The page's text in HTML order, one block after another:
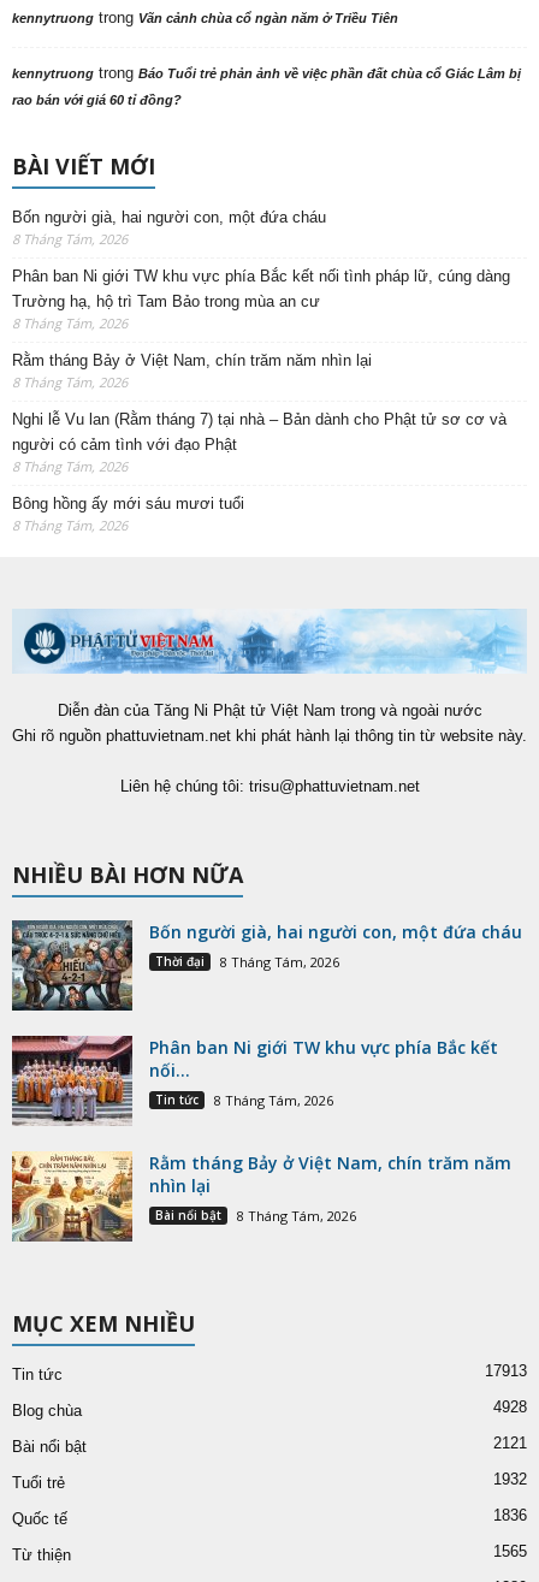
kennytruong trong Vãn cảnh chùa cổ ngàn năm ở Triều Tiên
kennytruong trong Báo Tuổi trẻ phản ảnh về việc phần đất chùa cổ Giác Lâm bị
rao bán với giá 60 tỉ đồng?
BÀI VIẾT MỚI
Bốn người già, hai người con, một đứa cháu
8 Tháng Tám, 2026
Phân ban Ni giới TW khu vực phía Bắc kết nối tình pháp lữ, cúng dàng
Trường hạ, hộ trì Tam Bảo trong mùa an cư
8 Tháng Tám, 2026
Rằm tháng Bảy ở Việt Nam, chín trăm năm nhìn lại
8 Tháng Tám, 2026
Nghi lễ Vu lan (Rằm tháng 7) tại nhà – Bản dành cho Phật tử sơ cơ và
người có cảm tình với đạo Phật
8 Tháng Tám, 2026
Bông hồng ấy mới sáu mươi tuổi
8 Tháng Tám, 2026
Diễn đàn của Tăng Ni Phật tử Việt Nam trong và ngoài nước
Ghi rõ nguồn phattuvietnam.net khi phát hành lại thông tin từ website này.
Liên hệ chúng tôi: trisu@phattuvietnam.net
NHIỀU BÀI HƠN NỮA
Bốn người già, hai người con, một đứa cháu
Thời đại 8 Tháng Tám, 2026
Phân ban Ni giới TW khu vực phía Bắc kết
nối...
Tin tức 8 Tháng Tám, 2026
Rằm tháng Bảy ở Việt Nam, chín trăm năm
nhìn lại
Bài nổi bật 8 Tháng Tám, 2026
MỤC XEM NHIỀU
Tin tức 17913
Blog chùa 4928
Bài nổi bật 2121
Tuổi trẻ 1932
Quốc tế 1836
Từ thiện
1565